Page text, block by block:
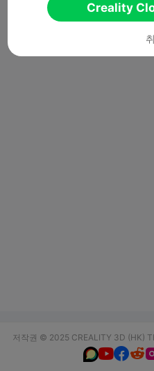
저작권 © 2025 CREALITY 3D (HK)

Creality